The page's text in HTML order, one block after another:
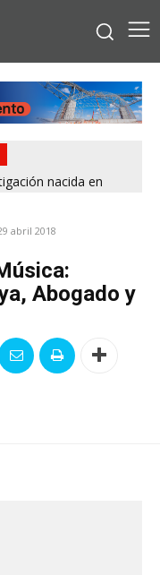
nacida en
abril 2018
Abogado y